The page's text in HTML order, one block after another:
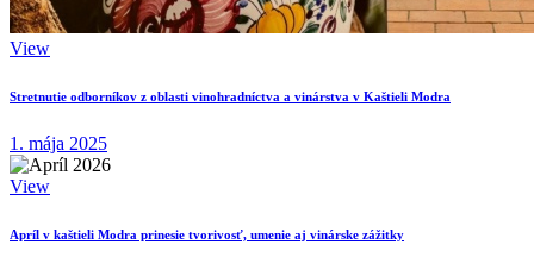
View
Stretnutie odborníkov z oblasti vinohradníctva a vinárstva v Kaštieli Modra
1. mája 2025
View
Apríl v kaštieli Modra prinesie tvorivosť, umenie aj vinárske zážitky